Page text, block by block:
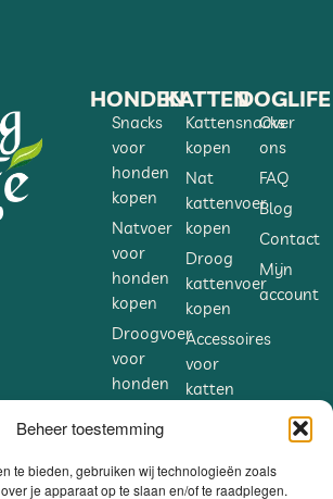
Beheer toestemming
te bieden, gebruiken wij technologieën zoals
je apparaat op te slaan en/of te raadplegen.
HONDEN
Snacks
voor
honden
kopen
Natvoer
voor
honden
kopen
Droogvoer
voor
honden
Accessoires
voor
honden
KATTEN
Kattensnacks
kopen
Nat
kattenvoer
kopen
Droog
kattenvoer
kopen
Accessoires
voor
katten
Supplementen
voor
katten
DOGLIFE
Over
ons
FAQ
Blog
Contact
Mijn
account